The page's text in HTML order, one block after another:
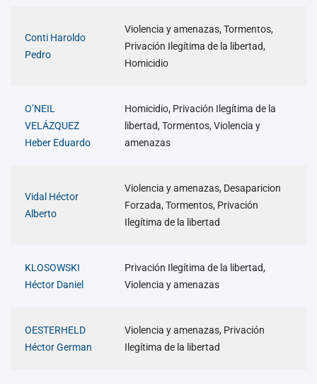
Conti Haroldo
Pedro
Violencia y amenazas, Tormentos,
Privación Ilegítima de la libertad,
Homicidio
O’NEIL
VELÁZQUEZ
Heber Eduardo
Homicidio, Privación Ilegítima de la
libertad, Tormentos, Violencia y
amenazas
Vidal Héctor
Alberto
Violencia y amenazas, Desaparicion
Forzada, Tormentos, Privación
Ilegítima de la libertad
KLOSOWSKI
Héctor Daniel
Privación Ilegítima de la libertad,
Violencia y amenazas
OESTERHELD
Héctor German
Violencia y amenazas, Privación
Ilegítima de la libertad